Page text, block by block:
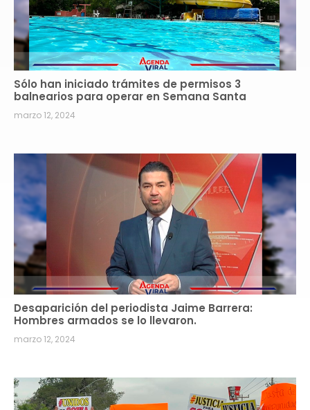
Sólo han iniciado trámites de permisos 3
balnearios para operar en Semana Santa
marzo 12, 2024
Desaparición del periodista Jaime Barrera:
Hombres armados se lo llevaron.
marzo 12, 2024